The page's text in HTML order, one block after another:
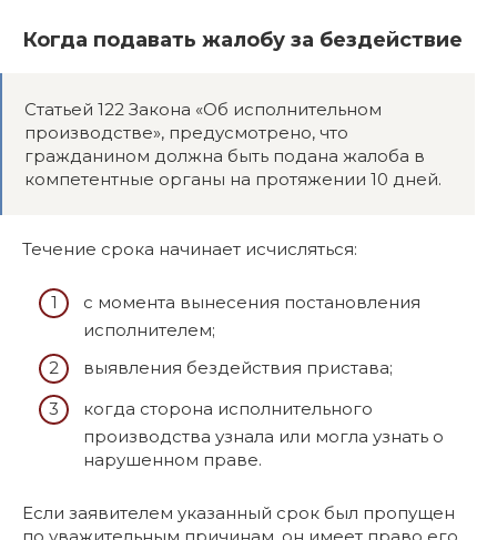
Когда подавать жалобу за бездействие
Статьей 122 Закона «Об исполнительном
производстве», предусмотрено, что
гражданином должна быть подана жалоба в
компетентные органы на протяжении 10 дней.
Течение срока начинает исчисляться:
с момента вынесения постановления
исполнителем;
выявления бездействия пристава;
когда сторона исполнительного
производства узнала или могла узнать о
нарушенном праве.
Если заявителем указанный срок был пропущен